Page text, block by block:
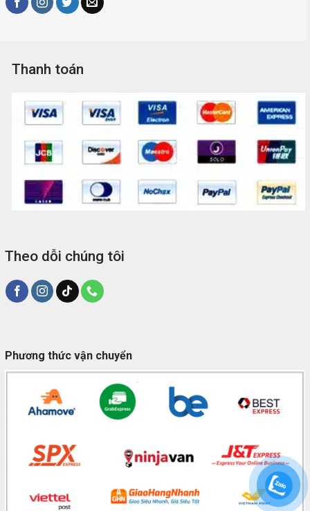
Thanh toán
Theo dỗi chúng tôi
Phương thức vận chuyển